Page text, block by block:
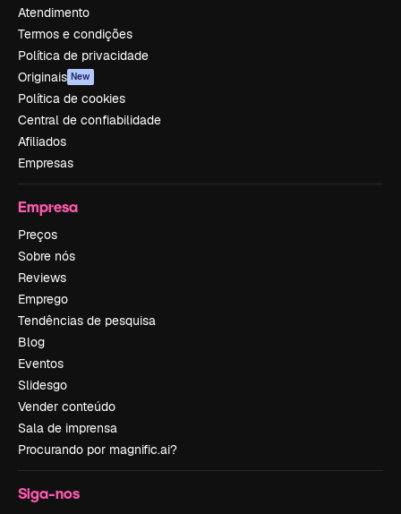
Atendimento
Termos e condições
Política de privacidade
Originais New
Política de cookies
Central de confiabilidade
Afiliados
Empresas
Empresa
Preços
Sobre nós
Reviews
Emprego
Tendências de pesquisa
Blog
Eventos
Slidesgo
Vender conteúdo
Sala de imprensa
Procurando por magnific.ai?
Siga-nos